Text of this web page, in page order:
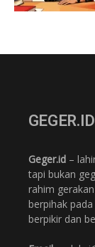
GEGER.ID
Geger.id –
tapi bukan
rahim
berpihak
berpikir dan